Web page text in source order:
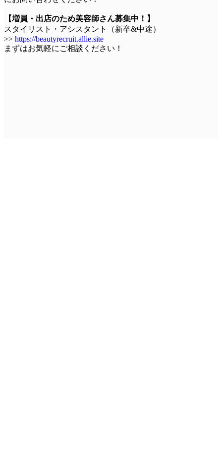
【増員・出店のため美容師さん募集中！】
スタイリスト・アシスタント（新卒&中途）
>> https://beautyrecruit.allie.site
まずはお気軽にご相談ください！